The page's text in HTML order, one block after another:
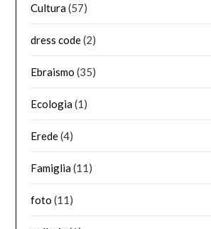
Cultura(57)
dress code(2)
Ebraismo (35)
Ecologia(1)
Erede(4)
Famiglia(11)
foto (11)